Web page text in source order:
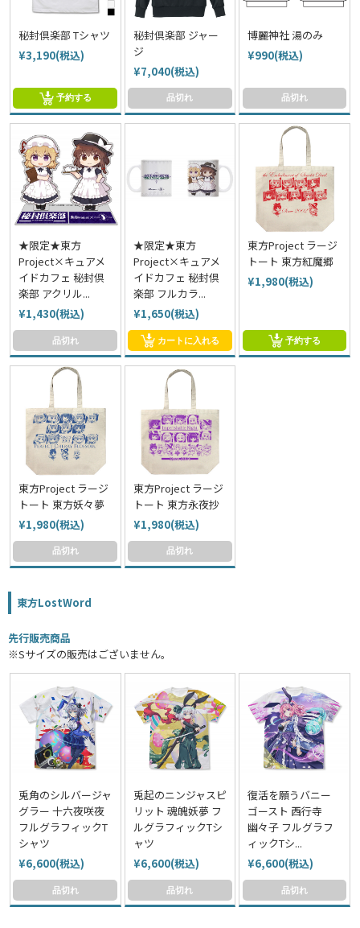
秘封倶楽部 Tシャツ
¥3,190(税込)
予約する
秘封倶楽部 ジャー
ジ
¥7,040(税込)
品切れ
博麗神社 湯のみ
¥990(税込)
品切れ
★限定★東方
Project×キュアメ
イドカフェ 秘封倶
楽部 アクリル...
¥1,430(税込)
品切れ
★限定★東方
Project×キュアメ
イドカフェ 秘封倶
楽部 フルカラ...
¥1,650(税込)
カートに入れる
東方Project ラージ
トート 東方紅魔郷
¥1,980(税込)
予約する
東方Project ラージ
トート 東方妖々夢
¥1,980(税込)
品切れ
東方Project ラージ
トート 東方永夜抄
¥1,980(税込)
品切れ
東方LostWord
先行販売商品
※Sサイズの販売はございません。
兎角のシルバージャ
グラー 十六夜咲夜
フルグラフィックT
シャツ
¥6,600(税込)
品切れ
兎起のニンジャスピ
リット 魂魄妖夢 フ
ルグラフィックTシ
ャツ
¥6,600(税込)
品切れ
復活を願うバニー
ゴースト 西行寺
幽々子 フルグラフ
ィックTシ...
¥6,600(税込)
品切れ